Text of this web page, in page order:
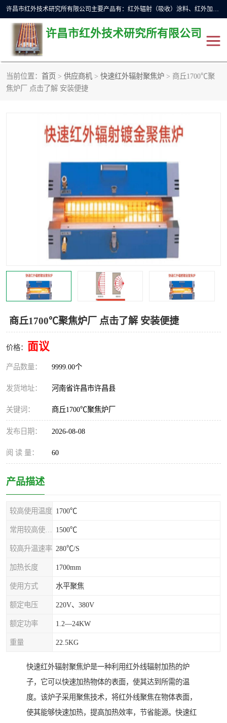
许昌市红外技术研究所有限公司主要产品有：红外辐射（吸收）涂料、红外加热元件、红外辐射加热模块（板）、红外辐射加热炉（箱）、快速红外辐射加热器、系列高端红外加热实验设备、系列红外加热控制器等。
许昌市红外技术研究所有限公司
当前位置： 首页 > 供应商机 > 快速红外辐射聚焦炉 > 商丘1700℃聚
焦炉厂 点击了解 安装便捷
商丘1700℃聚焦炉厂 点击了解 安装便捷
价格： 面议
产品数量： 9999.00个
发货地址： 河南省许昌市许昌县
关键词： 商丘1700℃聚焦炉厂
发布日期： 2026-08-08
阅 读 量： 60
产品描述
较高使用温度 1700℃
1500℃
较高升温速率 280℃/S
加热长度 1700mm
使用方式 水平聚焦
额定电压 220V、380V
额定功率 1.2—24KW
重量 22.5KG
快速红外辐射聚焦炉是一种利用红外线辐射加热的炉
子，它可以快速加热物体的表面，使其达到所需的温
度。该炉子采用聚焦技术，将红外线聚焦在物体表面，
使其能够快速加热，提高加热效率，节省能源。快速红